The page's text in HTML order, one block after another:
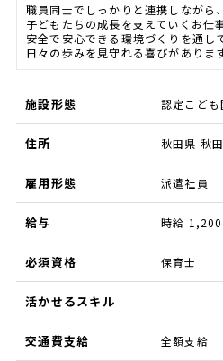
職員同士でしっかりと連携しながら、
子どもたちの成長を支えていくお仕事
安全で安心できる環境づくりを通して
日々の歩みを見守れる喜びがありま
施設形態 認定こども
住所 秋田県 秋
雇用形態 派遣社員
給与 時給
必須資格 保育士
活かせるスキル
交通費支給 全額支給